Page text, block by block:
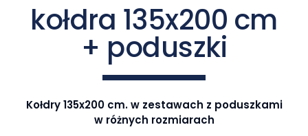
kołdra 135x200 cm
+ poduszki
Kołdry 135x200 cm. w zestawach z poduszkami
w różnych rozmiarach